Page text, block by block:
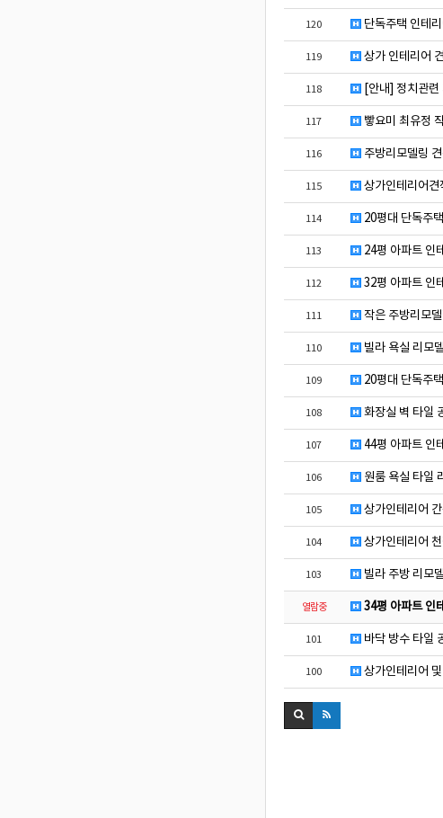
120 단독주택 인테리
119 상가 인테리어
118 [안내] 정치관
117 빻요미 최유정
116 주방리모델링
115 상가인테리어견
114 20평대 단독주
113 24평 아파트 인
112 32평 아파트 인
111 작은 주방리모
110 빌라 욕실 리모
109 20평대 단독주
108 화장실 벽 타일
107 44평 아파트 인
106 원룸 욕실 타일
105 상가인테리어
104 상가인테리어
103 빌라 주방 리모
열람중 34평 아파트 인
101 바닥 방수 타일
100 상가인테리어 및